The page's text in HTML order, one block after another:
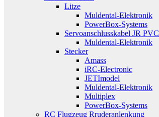
Litze
Muldental-Elektronik
PowerBox-Systems
Servoanschlusskabel JR PVC
Muldental-Elektronik
Stecker
Amass
iRC-Electronic
JETImodel
Muldental-Elektronik
Multiplex
PowerBox-Systems
RC Flugzeug Rruderanlenkung